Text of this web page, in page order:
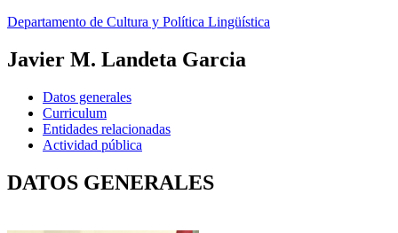
Departamento de Cultura y Política Lingüística
Javier M. Landeta Garcia
Datos generales
Curriculum
Entidades relacionadas
Actividad pública
DATOS GENERALES